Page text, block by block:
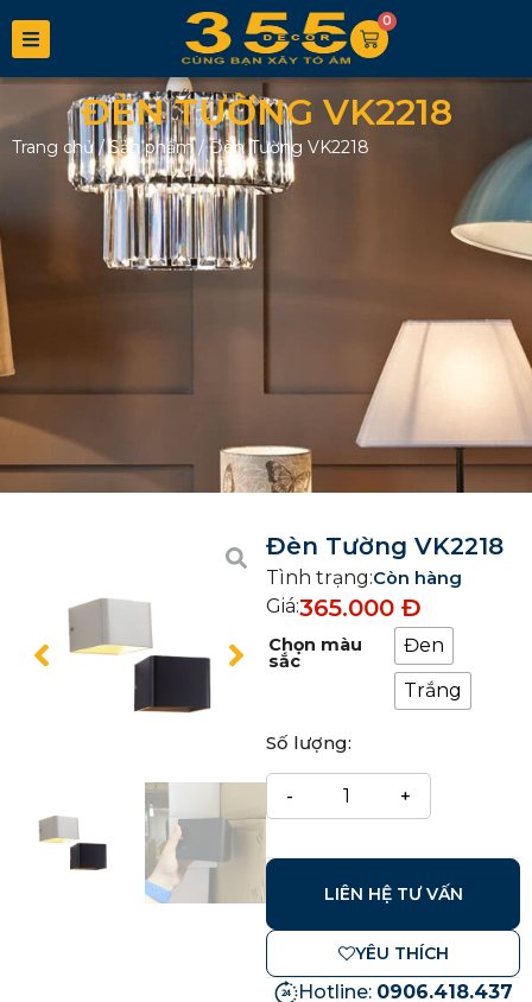
0
ĐÈN TƯỜNG VK2218
Trang chủ/Sản phẩm/Đèn Tường VK2218
Đèn Tường VK2218
Tình trạng:Còn hàng
Giá:365.000 Đ
Chọn màu
sắc
Đen
Trắng
Số lượng:
LIÊN HỆ TƯ VẤN
YÊU THÍCH
Hotline: 0906.418.437